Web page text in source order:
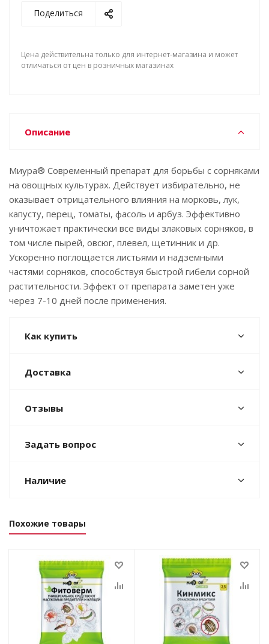
Поделиться
Цена действительна только для интернет-магазина и может
отличаться от цен в розничных магазинах
Описание
Миура® Современный препарат для борьбы с сорняками
на овощных культурах. Действует избирательно, не
оказывает отрицательного влияния на морковь, лук,
капусту, перец, томаты, фасоль и арбуз. Эффективно
уничтожает практически все виды злаковых сорняков, в
том числе пырей, овсюг, плевел, щетинник и др.
Ускоренно поглощается листьями и надземными
частями сорняков, способствуя быстрой гибели сорной
растительности. Эффект от препарата заметен уже
через 7-10 дней после применения.
Как купить
Доставка
Отзывы
Задать вопрос
Наличие
Похожие товары